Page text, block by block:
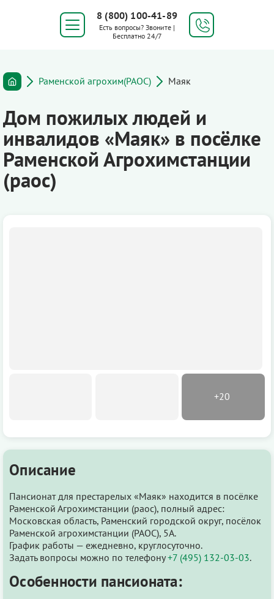
8 (800) 100-41-89
Есть вопросы? Звоните |
Бесплатно 24/7
Раменской агрохим(РАОС) Маяк
Дом пожилых людей и
инвалидов «Маяк» в посёлке
Раменской Агрохимстанции
(раос)
Описание
Пансионат для престарелых «Маяк» находится в посёлке
Раменской Агрохимстанции (раос), полный адрес:
Московская область, Раменский городской округ, посёлок
Раменской агрохимстанции (РАОС), 5А.
График работы — ежедневно, круглосуточно.
Задать вопросы можно по телефону+7 (495) 132-03-03.
Особенности пансионата: